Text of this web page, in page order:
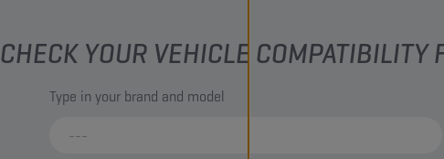
CHECK YOUR VEHICLE COMPATIBILITY
Type in your brand and model